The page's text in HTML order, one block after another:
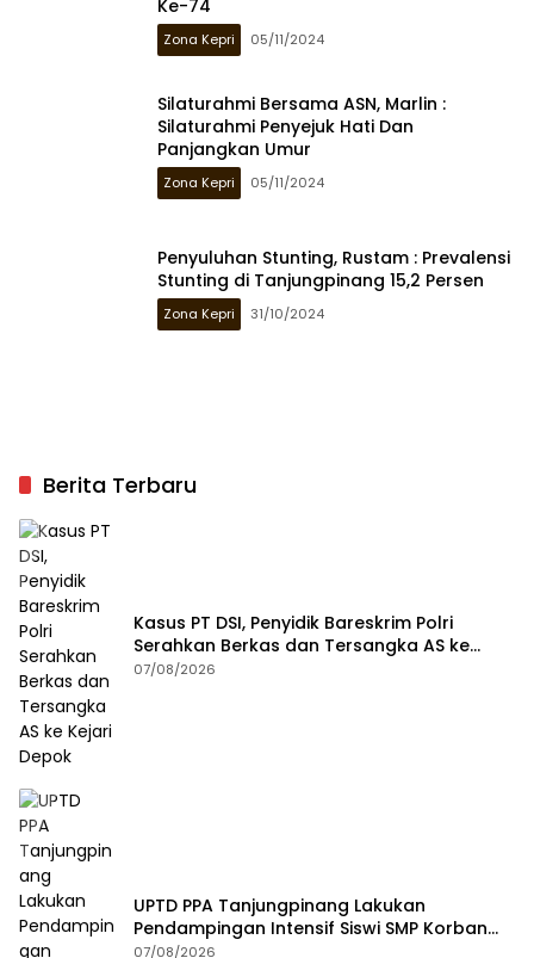
Ke-74
Zona Kepri 05/11/2024
Silaturahmi Bersama ASN, Marlin :
Silaturahmi Penyejuk Hati Dan
Panjangkan Umur
Zona Kepri 05/11/2024
Penyuluhan Stunting, Rustam : Prevalensi
Stunting di Tanjungpinang 15,2 Persen
Zona Kepri 31/10/2024
Berita Terbaru
Kasus PT DSI, Penyidik Bareskrim Polri
Serahkan Berkas dan Tersangka AS ke
Kejari Depok
07/08/2026
UPTD PPA Tanjungpinang Lakukan
Pendampingan Intensif Siswi SMP Korban
Asusila
07/08/2026